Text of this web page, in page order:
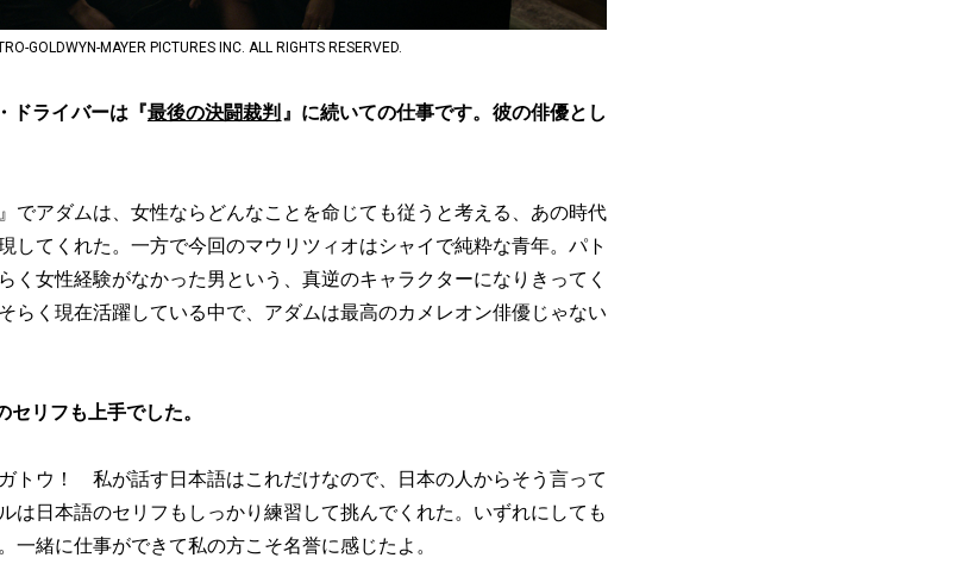
GOLDWYN-MAYER PICTURES INC. ALL RIGHTS RESERVED.
ドライバーは『最後の決闘裁判 』に続いての仕事です。彼の俳優とし
でアダムは、女性ならどんなことを命じても従うと考える、あの時代
してくれた。一方で今回のマウリツィオはシャイで純粋な青年。パト
く女性経験がなかった男という、真逆のキャラクターになりきってく
らく現在活躍している中で、アダムは最高のカメレオン俳優じゃない
リフも上手でした。
トウ！ 私が話す日本語はこれだけなので、日本の人からそう言って
は日本語のセリフもしっかり練習して挑んでくれた。いずれにしても
一緒に仕事ができて私の方こそ名誉に感じたよ。